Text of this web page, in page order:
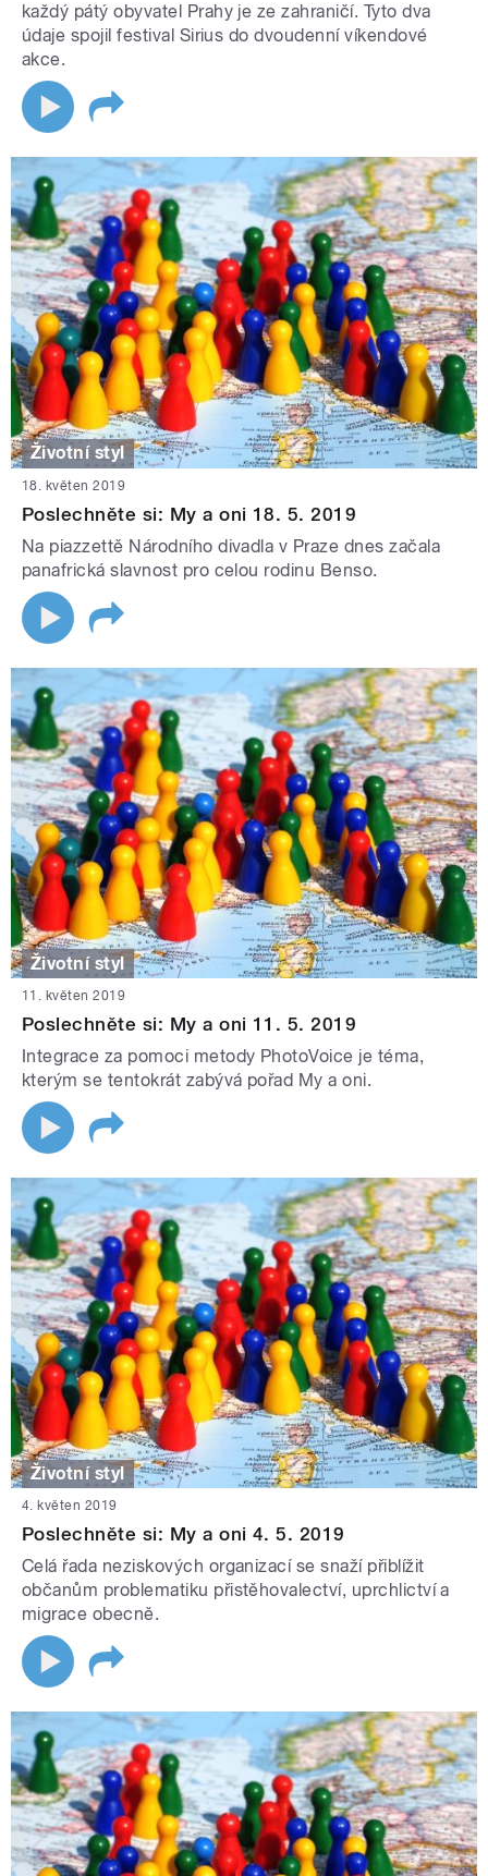
každý pátý obyvatel Prahy je ze zahraničí. Tyto dva
údaje spojil festival Sirius do dvoudenní víkendové
akce.
Životní styl
18. květen 2019
Poslechněte si: My a oni 18. 5. 2019
Na piazzettě Národního divadla v Praze dnes začala
panafrická slavnost pro celou rodinu Benso.
Životní styl
11. květen 2019
Poslechněte si: My a oni 11. 5. 2019
Integrace za pomoci metody PhotoVoice je téma,
kterým se tentokrát zabývá pořad My a oni.
Životní styl
4. květen 2019
Poslechněte si: My a oni 4. 5. 2019
Celá řada neziskových organizací se snaží přiblížit
občanům problematiku přistěhovalectví, uprchlictví a
migrace obecně.